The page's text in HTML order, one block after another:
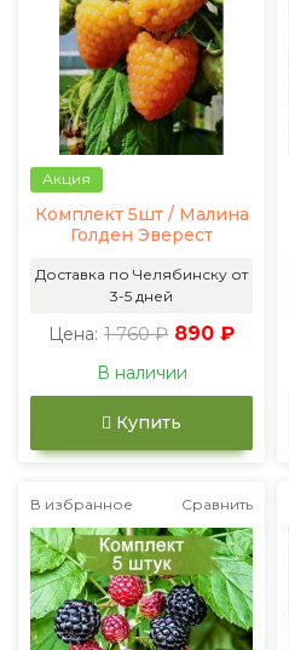
Акция
Комплект 5шт / Малина
Голден Эверест
Доставка по Челябинску от
3-5 дней
Цена: 1 760 ₽ 890 ₽
В наличии
Купить
В избранное Сравнить